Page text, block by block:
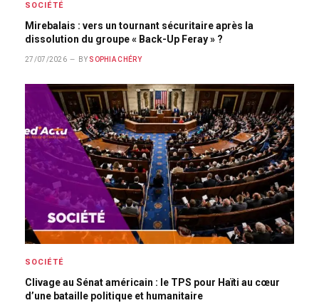
SOCIÉTÉ
Mirebalais : vers un tournant sécuritaire après la
dissolution du groupe « Back-Up Feray » ?
27/07/2026 BY SOPHIA CHÉRY
SOCIÉTÉ
Clivage au Sénat américain : le TPS pour Haïti au cœur
d’une bataille politique et humanitaire